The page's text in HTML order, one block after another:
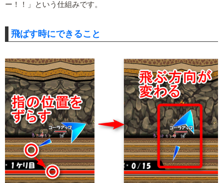
ー！！」という仕組みです。
飛ばす時にできること